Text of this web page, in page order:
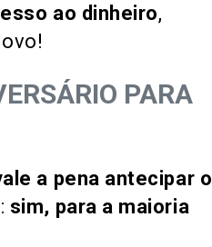
ao dinheiro,
PARA
a pena antecipar o
sim, para a maioria